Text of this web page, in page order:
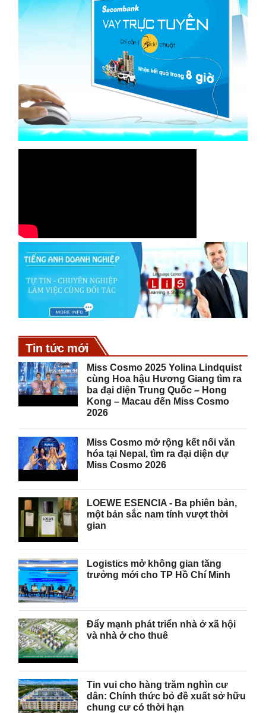
Tin tức mới
Miss Cosmo 2025 Yolina Lindquist
cùng Hoa hậu Hương Giang tìm ra
ba đại diện Trung Quốc – Hong
Kong – Macau đến Miss Cosmo
2026
Miss Cosmo mở rộng kết nối văn
hóa tại Nepal, tìm ra đại diện dự
Miss Cosmo 2026
LOEWE ESENCIA - Ba phiên bản,
một bản sắc nam tính vượt thời
gian
Logistics mở không gian tăng
trưởng mới cho TP Hồ Chí Minh
Đẩy mạnh phát triển nhà ở xã hội
và nhà ở cho thuê
Tin vui cho hàng trăm nghìn cư
dân: Chính thức bỏ đề xuất sở hữu
chung cư có thời hạn